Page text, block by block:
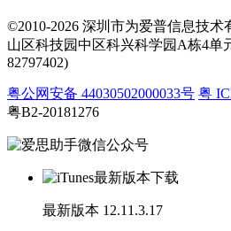
©2010-2026 深圳市为爱普信息技术
山区科技园中区科兴科学园A栋4单
82797402)
粤公网安备 44030502000033号 粤
粤B2-20181276
最新版本 12.11.3.17